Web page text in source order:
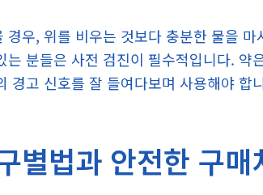
경우, 위를 비우는 것보다 충분한 물을
는 분들은 사전 검진이 필수적입니다.
경고 신호를 잘 들여다보며 사용해야 합
별법과 안전한 구매